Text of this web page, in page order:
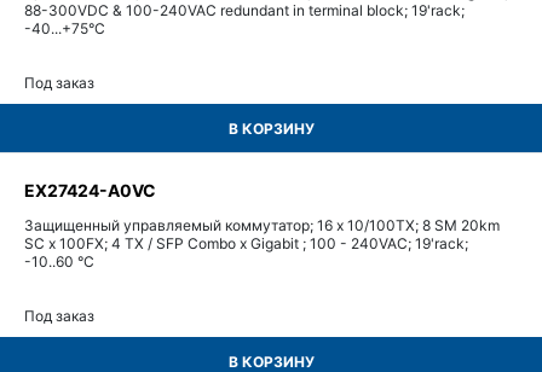
88-300VDC & 100-240VAC redundant in terminal block; 19'rack;
-40...+75°С
Под заказ
В КОРЗИНУ
EX27424-A0VC
Защищенный управляемый коммутатор; 16 x 10/100TX; 8 SM 20km
SC x 100FX; 4 TX / SFP Combo x Gigabit ; 100 - 240VAC; 19'rack;
-10..60 °C
Под заказ
В КОРЗИНУ